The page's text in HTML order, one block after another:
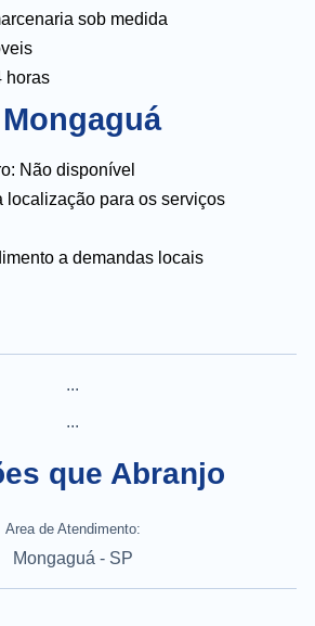
sob medida
horas
Não disponível
localização para os serviços
a demandas locais
...
...
que Abranjo
Area de Atendimento:
Mongaguá - SP